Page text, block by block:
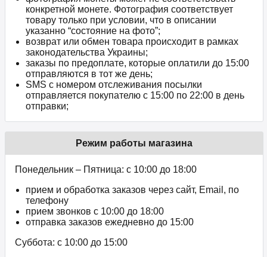
конкретной монете. Фотография соответствует
товару только при условии, что в описании
указанно “состояние на фото”;
возврат или обмен товара происходит в рамках
законодательства Украины;
заказы по предоплате, которые оплатили до 15:00
отправляются в тот же день;
SMS с номером отслеживания посылки
отправляется покупателю с 15:00 по 22:00 в день
отправки;
Режим работы магазина
Понедельник – Пятница: с 10:00 до 18:00
прием и обработка заказов через сайт, Email, по
телефону
прием звонков c 10:00 до 18:00
отправка заказов ежедневно до 15:00
Суббота: с 10:00 до 15:00